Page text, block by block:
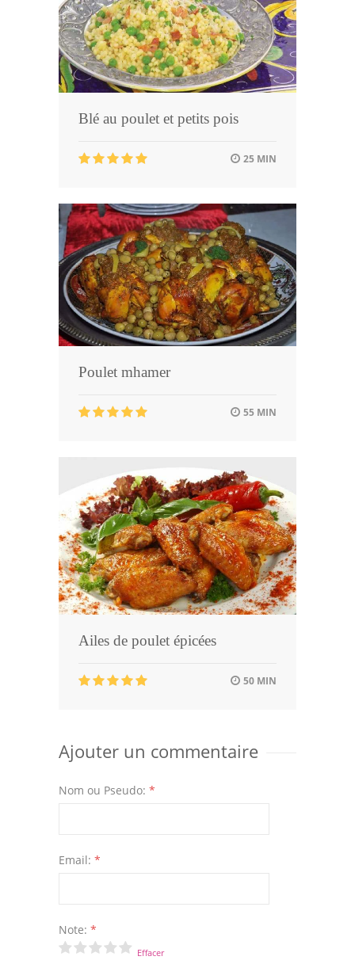
Blé au poulet et petits pois
25 MIN
Poulet mhamer
55 MIN
Ailes de poulet épicées
50 MIN
Ajouter un commentaire
Nom ou Pseudo: *
Email: *
Note: *
Effacer